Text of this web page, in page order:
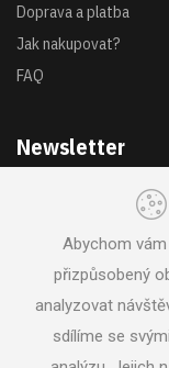
Doprava a platba
Jak nakupovat?
FAQ
Newsletter
Získejte akce a
Abychom
přizpůsobený
analyzovat
sdílíme se